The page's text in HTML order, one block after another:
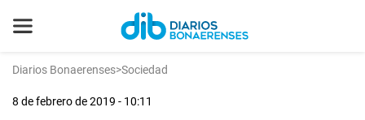
Diarios Bonaerenses>Sociedad
8 de febrero de 2019 - 10:11